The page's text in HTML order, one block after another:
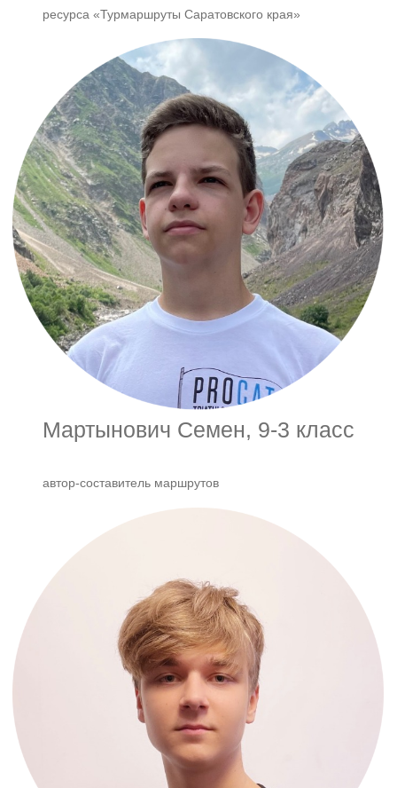
ресурса «Турмаршруты Саратовского края»
Мартынович Семен, 9-3 класс
автор-составитель маршрутов